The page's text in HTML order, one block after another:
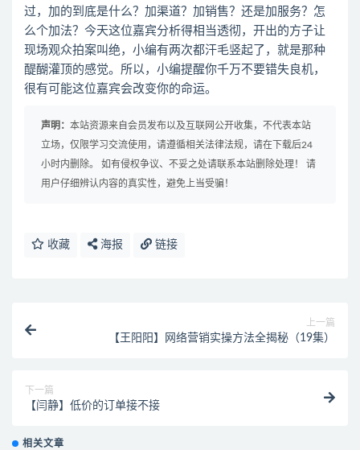
过，加的到底是什么？加渠道？加销售？还是加服务？怎
么个加法？今天这位嘉宾分析得相当透彻，开出的方子让
现场观众拍案叫绝，小编有两次都汗毛竖起了，就是那种
醍醐灌顶的感觉。所以，小编提醒你千万不要错失良机，
很有可能这位嘉宾会改变你的命运。
声明： 本站资源来自会员发布以及互联网公开收集，不代表本站
立场，仅限学习交流使用，请遵循相关法律法规，请在下载后24
小时内删除。 如有侵权争议、不妥之处请联系本站删除处理！ 请
用户仔细辨认内容的真实性，避免上当受骗！
收藏 海报 链接
上一篇
【王阳阳】网络营销实操方法全揭秘（19集）
下一篇
【闫静】低价的订单接不接
相关文章